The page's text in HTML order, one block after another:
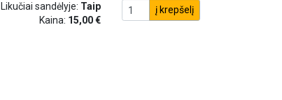
Likučiai sandėlyje: Taip
Kaina: 15,00 €
į krepšelį